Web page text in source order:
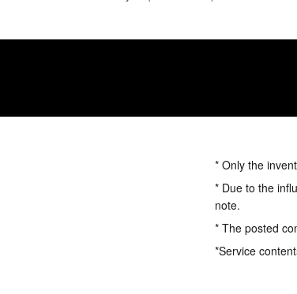
* Only the
* Due to the
note.
* The posted
*Service